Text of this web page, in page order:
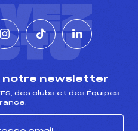
notre newsletter
des clubs et des Équipes